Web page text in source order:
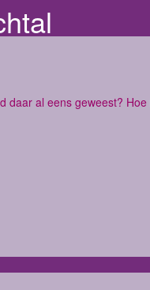
daar al eens geweest?